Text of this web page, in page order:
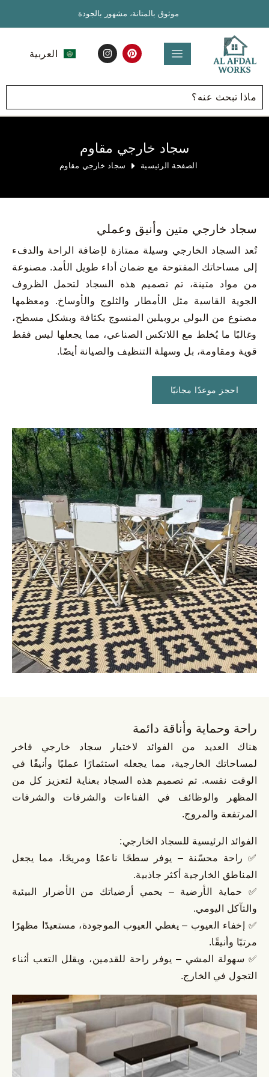
موثوق بالمتانة، مشهور بالجودة
العربية
English
سجاد خارجي مقاوم
الصفحة الرئيسية سجاد خارجي مقاوم
سجاد خارجي متين وأنيق وعملي
تُعد السجاد الخارجي وسيلة ممتازة لإضافة الراحة والدفء
إلى مساحاتك المفتوحة مع ضمان أداء طويل الأمد. مصنوعة
من مواد متينة، تم تصميم هذه السجاد لتحمل الظروف
الجوية القاسية مثل الأمطار والثلوج والأوساخ. ومعظمها
مصنوع من البولي بروبيلين المنسوج بكثافة وبشكل مسطح،
وغالبًا ما يُخلط مع اللاتكس الصناعي، مما يجعلها ليس فقط
قوية ومقاومة، بل وسهلة التنظيف والصيانة أيضًا.
احجز موعدًا مجانيًا
راحة وحماية وأناقة دائمة
هناك العديد من الفوائد لاختيار سجاد خارجي فاخر
لمساحاتك الخارجية، مما يجعله استثمارًا عمليًا وأنيقًا في
الوقت نفسه. تم تصميم هذه السجاد بعناية لتعزيز كل من
المظهر والوظائف في الفناءات والشرفات والشرفات
المرتفعة والمروج.
الفوائد الرئيسية للسجاد الخارجي:
✅ راحة محسّنة – يوفر سطحًا ناعمًا ومريحًا، مما يجعل
المناطق الخارجية أكثر جاذبية.
✅ حماية الأرضية – يحمي أرضياتك من الأضرار البيئية
والتآكل اليومي.
✅ إخفاء العيوب – يغطي العيوب الموجودة، مستعيدًا مظهرًا
مرتبًا وأنيقًا.
✅ سهولة المشي – يوفر راحة للقدمين، ويقلل التعب أثناء
التجول في الخارج.